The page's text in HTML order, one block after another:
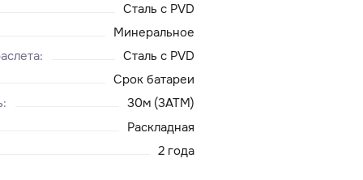
Сталь с PVD
Минеральное
:
Сталь с PVD
Срок батареи
:
30м (3ATM)
Раскладная
2 года
Сервисный центр